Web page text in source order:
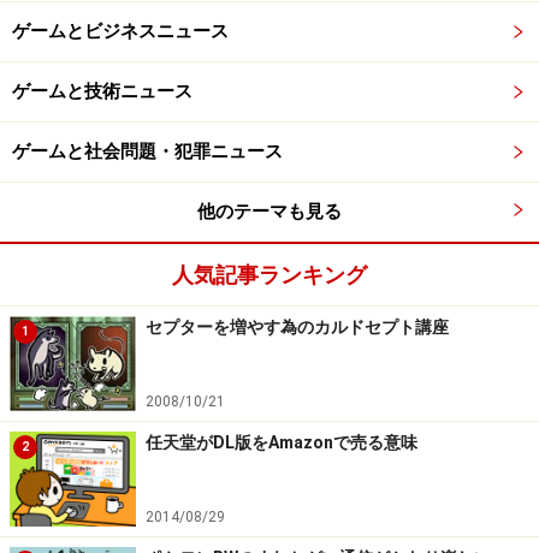
ゲームとビジネスニュース
ゲームと技術ニュース
ゲームと社会問題・犯罪ニュース
他のテーマも見る
人気記事ランキング
1 セプターを増やす為のカルドセプト講座
2008/10/21
2 任天堂がDL版をAmazonで売る意味
2014/08/29